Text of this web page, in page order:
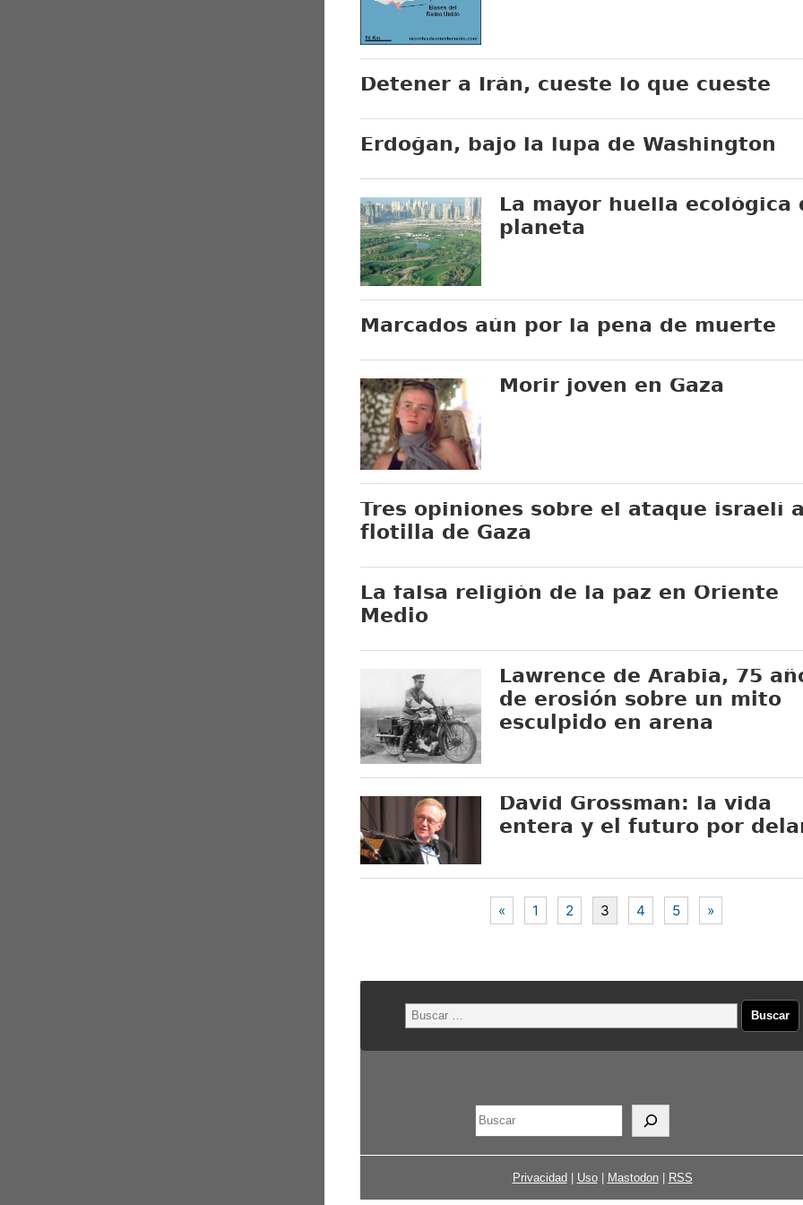
Detener a Irán, cueste lo que cueste
Erdoğan, bajo la lupa de Washington
La mayor huella ecológica
planeta
Marcados aún por la pena de muerte
Morir joven en Gaza
Tres opiniones sobre el ataque israelí
flotilla de Gaza
La falsa religión de la paz en Oriente
Medio
Lawrence de Arabia, 75
de erosión sobre un mito
esculpido en arena
David Grossman: la vida
entera y el futuro por
« 1 2 3 4 5 »
Privacidad Uso| Mastodon| RSS